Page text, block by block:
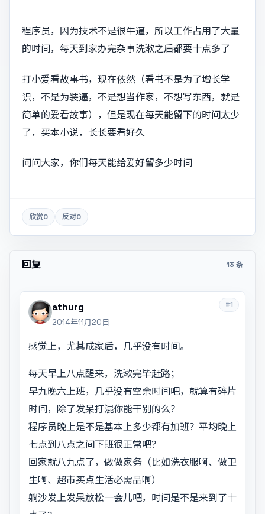
程序员，因为技术不是很牛逼，所以工作占用了大量
的时间，每天到家办完杂事洗漱之后都要十点多了
打小爱看故事书，现在依然（看书不是为了增长学
识，不是为装逼，不是想当作家，不想写东西，就是
简单的爱看故事），但是现在每天能留下的时间太少
了，买本小说，长长要看好久
问问大家，你们每天能给爱好留多少时间
欣赏0 反对0
回复 13 条
#1
athurg
2014年11月20日
感觉上，尤其成家后，几乎没有时间。
每天早上八点醒来，洗漱完毕赶路；
早九晚六上班，几乎没有空余时间吧，就算有碎片
时间，除了发呆打混你能干别的么？
程序员晚上是不是基本上多少都有加班？平均晚上
七点到八点之间下班很正常吧？
回家就八九点了，做做家务（比如洗衣服啊、做卫
生啊、超市买点生活必需品啊）
躺沙发上发呆放松一会儿吧，时间是不是来到了十